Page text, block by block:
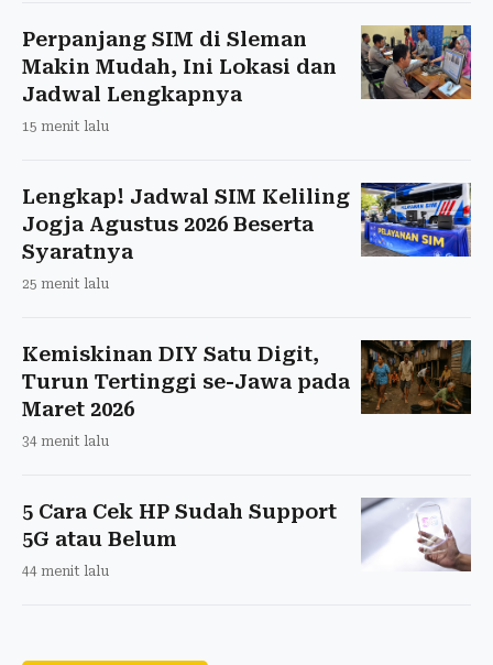
Perpanjang SIM di Sleman
Makin Mudah, Ini Lokasi dan
Jadwal Lengkapnya
15 menit lalu
Lengkap! Jadwal SIM Keliling
Jogja Agustus 2026 Beserta
Syaratnya
25 menit lalu
Kemiskinan DIY Satu Digit,
Turun Tertinggi se-Jawa pada
Maret 2026
34 menit lalu
5 Cara Cek HP Sudah Support
5G atau Belum
44 menit lalu